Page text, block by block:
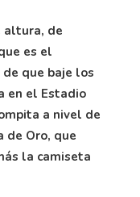
altura, de
es el
que baje los
en el Estadio
a nivel de
de Oro, que
la camiseta